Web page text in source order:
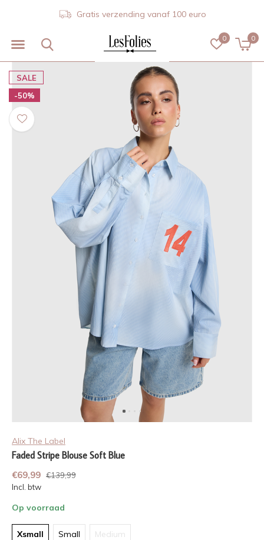
0 0
Gratis verzending vanaf 100 euro
SALE
-50%
Alix The Label
Faded Stripe Blouse Soft Blue
€69,99 €139,99
Incl. btw
Op voorraad
Xsmall Small Medium